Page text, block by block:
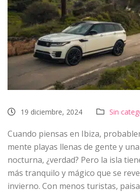
19 diciembre, 2024 Sin
Cuando piensas en Ibiza,
mente playas llenas de gente y
nocturna, ¿verdad? Pero la isla
más tranquilo y mágico que se
invierno. Con menos turistas,